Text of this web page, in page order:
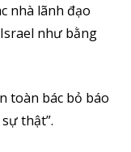
nhà lãnh đạo
như bằng
toàn bác bỏ báo
thật”.